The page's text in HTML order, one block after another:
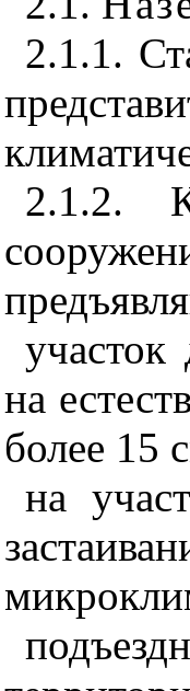
2.1.1.
2.1.2.
на
более 15
на